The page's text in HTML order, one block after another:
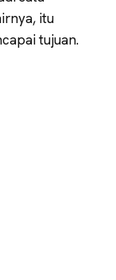
itu
tujuan.